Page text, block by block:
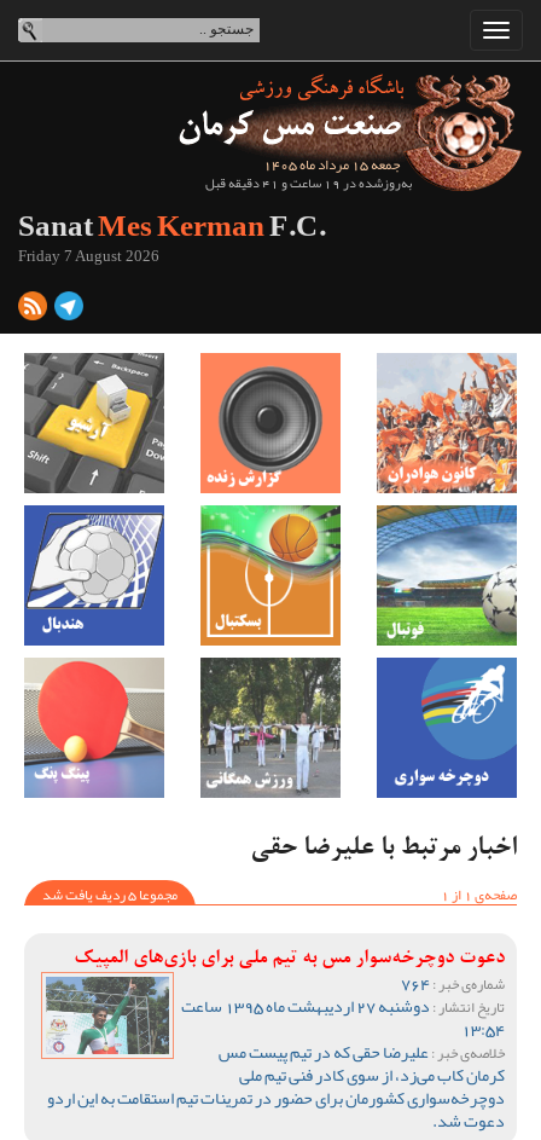
جمعه 15 مرداد ماه 1405
به‌روزشده در 19 ساعت و 41 دقیقه قبل
SanatMes KermanF.C.
Friday 7 August 2026
اخبار مرتبط با علیرضا حقی
صفحه‌ی 1 از 1
مجموعا 5 ردیف یافت شد
دعوت دوچرخه‌سوار مس به تیم ملی برای بازی‌های المپیک
شماره‌ی خبر :
تاریخ انتشار : دوشنبه 27 اردیبهشت ماه 1395 ساعت
13:54
خلاصه‌ی خبر :علیرضا حقی که در تیم پیست مس
کرمان کاب می‌زد، از سوی کادر فنی تیم ملی
دوچرخه‌سواری کشورمان برای حضور در تمرینات تیم استقامت به این اردو
دعوت شد.